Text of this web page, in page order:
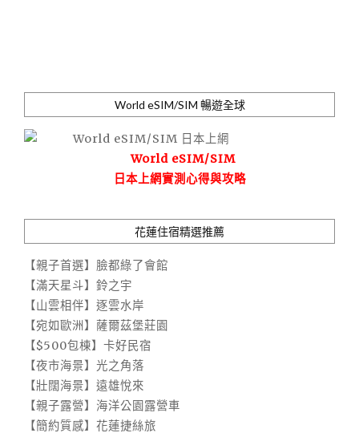
World eSIM/SIM 暢遊全球
World eSIM/SIM
日本上網實測心得與攻略
花蓮住宿精選推薦
【親子首選】臉都綠了會館
【滿天星斗】鈴之宇
【山雲相伴】逐雲水岸
【宛如歐洲】薩爾茲堡莊園
【$500包棟】卡好民宿
【夜市海景】光之角落
【壯闊海景】遠雄悅來
【親子露營】海洋公園露營車
【簡約質感】花蓮捷絲旅